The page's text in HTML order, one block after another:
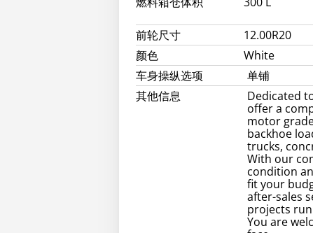
前轮尺寸
12.00R20
颜色
White
车身操纵选项
单铺
其他信息
Dedicated
offer a
motor
backhoe
trucks,
With our
condition
fit your
after-sales
projects
You are